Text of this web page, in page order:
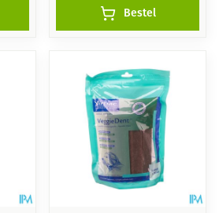
Bestel